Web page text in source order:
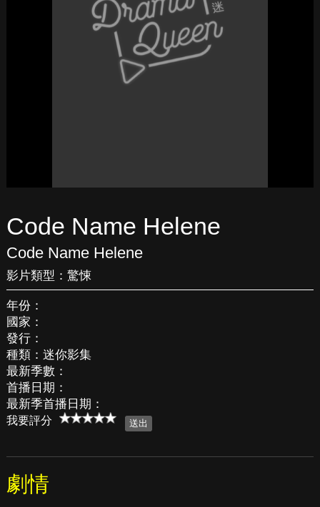
Code Name Helene
Code Name Helene
影片類型： 驚悚
年份：
國家：
發行：
種類：迷你影集
最新季數：
首播日期：
最新季首播日期：
我要評分
劇情